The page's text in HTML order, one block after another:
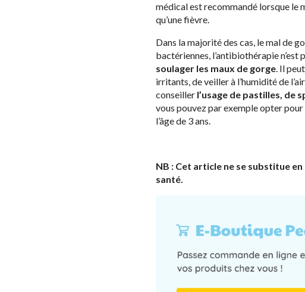
médical est recommandé lorsque le
qu’une fièvre.
Dans la majorité des cas, le mal de
bactériennes, l’antibiothérapie n’est
soulager les maux de gorge. Il
irritants, de veiller à l’humidité de
conseiller l’usage de pastilles, de
vous pouvez par exemple opter pour
l’âge de 3 ans.
NB : Cet article ne se substitue
santé.